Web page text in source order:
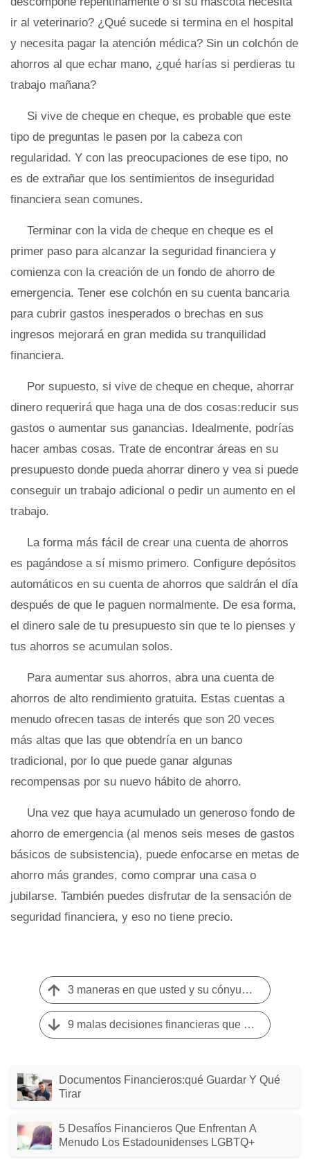
ir al veterinario? ¿Qué sucede si termina en el hospital
y necesita pagar la atención médica? Sin un colchón de
ahorros al que echar mano, ¿qué harías si perdieras tu
trabajo mañana?
Si vive de cheque en cheque, es probable que este
tipo de preguntas le pasen por la cabeza con
regularidad. Y con las preocupaciones de ese tipo, no
es de extrañar que los sentimientos de inseguridad
financiera sean comunes.
Terminar con la vida de cheque en cheque es el
primer paso para alcanzar la seguridad financiera y
comienza con la creación de un fondo de ahorro de
emergencia. Tener ese colchón en su cuenta bancaria
para cubrir gastos inesperados o brechas en sus
ingresos mejorará en gran medida su tranquilidad
financiera.
Por supuesto, si vive de cheque en cheque, ahorrar
dinero requerirá que haga una de dos cosas:reducir sus
gastos o aumentar sus ganancias. Idealmente, podrías
hacer ambas cosas. Trate de encontrar áreas en su
presupuesto donde pueda ahorrar dinero y vea si puede
conseguir un trabajo adicional o pedir un aumento en el
trabajo.
La forma más fácil de crear una cuenta de ahorros
es pagándose a sí mismo primero. Configure depósitos
automáticos en su cuenta de ahorros que saldrán el día
después de que le paguen normalmente. De esa forma,
el dinero sale de tu presupuesto sin que te lo pienses y
tus ahorros se acumulan solos.
Para aumentar sus ahorros, abra una cuenta de
ahorros de alto rendimiento gratuita. Estas cuentas a
menudo ofrecen tasas de interés que son 20 veces
más altas que las que obtendría en un banco
tradicional, por lo que puede ganar algunas
recompensas por su nuevo hábito de ahorro.
Una vez que haya acumulado un generoso fondo de
ahorro de emergencia (al menos seis meses de gastos
básicos de subsistencia), puede enfocarse en metas de
ahorro más grandes, como comprar una casa o
jubilarse. También puedes disfrutar de la sensación de
seguridad financiera, y eso no tiene precio.
3 maneras en que usted y su cónyuge pueden estar en la misma página financiera
9 malas decisiones financieras que te acosarán durante años
Documentos Financieros:qué Guardar Y Qué
Tirar
5 Desafíos Financieros Que Enfrentan A
Menudo Los Estadounidenses LGBTQ+